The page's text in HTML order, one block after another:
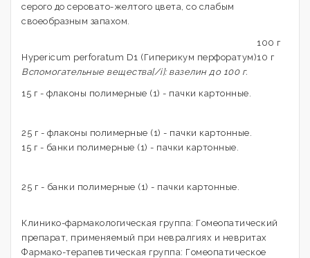
серого до серовато-желтого цвета, со слабым
своеобразным запахом.
100 г
Hyperiсum perforatum D1 (Гиперикум перфоратум)10 г
Вспомогательные вещества[/i]: вазелин до 100 г.
15 г - флаконы полимерные (1) - пачки картонные.
25 г - флаконы полимерные (1) - пачки картонные.
15 г - банки полимерные (1) - пачки картонные.
25 г - банки полимерные (1) - пачки картонные.
Клинико-фармакологическая группа: Гомеопатический
препарат, применяемый при невралгиях и невритах
Фармако-терапевтическая группа: Гомеопатическое